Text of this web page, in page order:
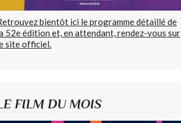
bientôt ici le programme détaillé de
52e édition et, en attendant, rendez-vous sur
site officiel.
FILM DU MOIS